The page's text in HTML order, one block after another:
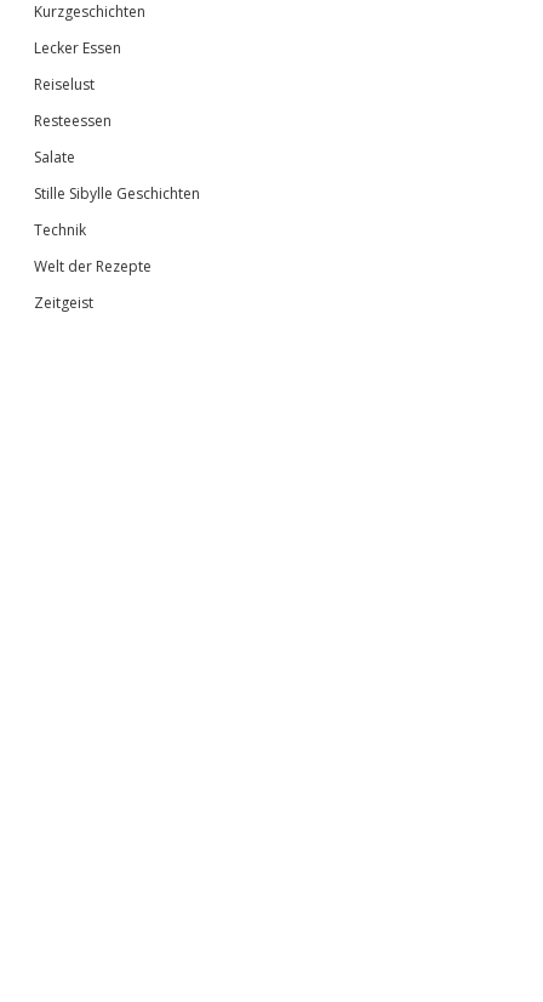
Kurzgeschichten
Lecker Essen
Reiselust
Resteessen
Salate
Stille Sibylle Geschichten
Technik
Welt der Rezepte
Zeitgeist